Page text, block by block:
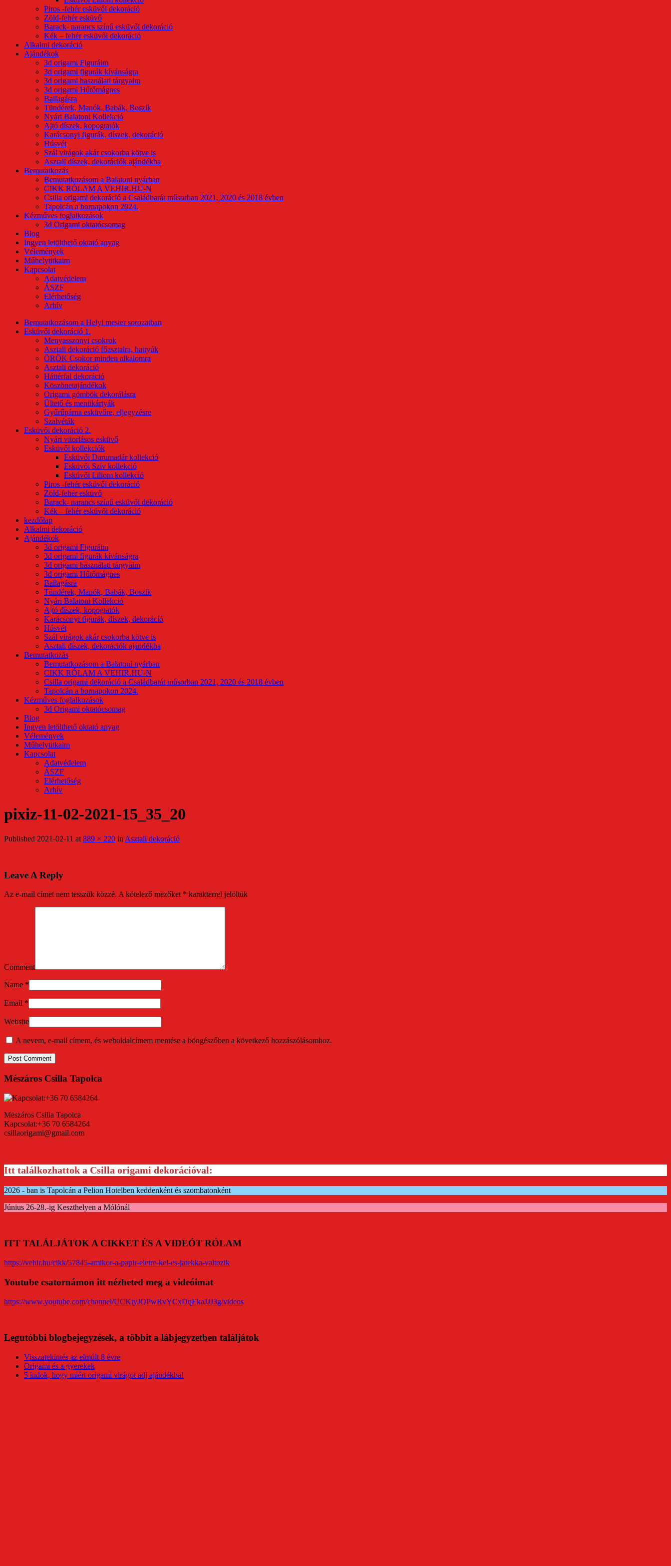
Piros -fehér esküvői dekoráció
Zöld-fehér esküvő
Barack- narancs színű esküvői dekoráció
Kék – fehér esküvői dekoráció
Alkalmi dekoráció
Ajándékok
3d origami Figuráim
3d origami figurák kívánságra
3d origami használati tárgyaim
3d origami Hűtőmágnes
Ballagásra
Tündérek, Manók, Babák, Boszik
Nyári Balatoni Kollekció
Ajtó díszek, kopogtatók
Karácsonyi figurák, díszek, dekoráció
Húsvét
Szál virágok akár csokorba kötve is
Asztali díszek, dekorációk ajándékba
Bemutatkozás
Bemutatkozásom a Balatoni nyárban
CIKK RÓLAM A VEHIR.HU-N
Csilla origami dekoráció a Családbarát műsorban 2021, 2020 és 2018 évben
Tapolcán a bornapokon 2024.
Kézműves foglalkozások
3d Origami oktatócsomag
Blog
Ingyen letölthető oktató anyag
Vélemények
Műhelytitkaim
Kapcsolat
Adatvédelem
ÁSZF
Elérhetőség
Arhív
Bemutatkozásom a Helyi mester sorozatban
Esküvői dekoráció 1.
Menyasszonyi csokrok
Asztali dekoráció főasztalra, hattyúk
ÖRÖK Csokor minden alkalomra
Asztali dekoráció
Háttérfal dekoráció
Köszönetajándékok
Origami gömbök dekorálásra
Ültető és menükártyák
Gyűrűpárna esküvőre, eljegyzésre
Szalvéták
Esküvői dekoráció 2.
Nyári vitorlásos esküvő
Esküvői kollekciók
Esküvői Darumadár kollekció
Esküvői Szív kollekció
Esküvői Liliom kollekció
Piros -fehér esküvői dekoráció
Zöld-fehér esküvő
Barack- narancs színű esküvői dekoráció
Kék – fehér esküvői dekoráció
kezdőlap
Alkalmi dekoráció
Ajándékok
3d origami Figuráim
3d origami figurák kívánságra
3d origami használati tárgyaim
3d origami Hűtőmágnes
Ballagásra
Tündérek, Manók, Babák, Boszik
Nyári Balatoni Kollekció
Ajtó díszek, kopogtatók
Karácsonyi figurák, díszek, dekoráció
Húsvét
Szál virágok akár csokorba kötve is
Asztali díszek, dekorációk ajándékba
Bemutatkozás
Bemutatkozásom a Balatoni nyárban
CIKK RÓLAM A VEHIR.HU-N
Csilla origami dekoráció a Családbarát műsorban 2021, 2020 és 2018 évben
Tapolcán a bornapokon 2024.
Kézműves foglalkozások
3d Origami oktatócsomag
Blog
Ingyen letölthető oktató anyag
Vélemények
Műhelytitkaim
Kapcsolat
Adatvédelem
ÁSZF
Elérhetőség
Arhív
pixiz-11-02-2021-15_35_20
Published 2021-02-11 at 889 × 220 in Asztali dekoráció
Leave A Reply
Az e-mail címet nem tesszük közzé. A kötelező mezőket * karakterrel jelöltük
Comment
Name *
Email *
Website
A nevem, e-mail címem, és weboldalcímem mentése a böngészőben a következő hozzászólásomhoz.
Mészáros Csilla Tapolca
Mészáros Csilla Tapolca
Kapcsolat:+36 70 6584264
csillaorigami@gmail.com
Itt találkozhattok a Csilla origami dekorációval:
2026 - ban is Tapolcán a Pelion Hotelben keddenként és szombatonként
Június 26-28.-ig Keszthelyen a Mólónál
ITT TALÁLJÁTOK A CIKKET ÉS A VIDEÓT RÓLAM
https://vehir.hu/cikk/57845-amikor-a-papir-eletre-kel-es-jatekka-valtozik
Youtube csatornámon itt nézheted meg a videóimat
https://www.youtube.com/channel/UCKtyJQPwRvYCxDqEkaJJJ3g/videos
Legutóbbi blogbejegyzések, a többit a lábjegyzetben találjátok
Visszatekintés az elmúlt 8 évre
Origami és a gyerekek
5 indok, hogy miért origami virágot adj ajándékba!